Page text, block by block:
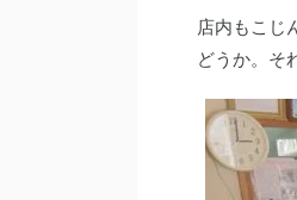
店内もこじ
どうか。そ